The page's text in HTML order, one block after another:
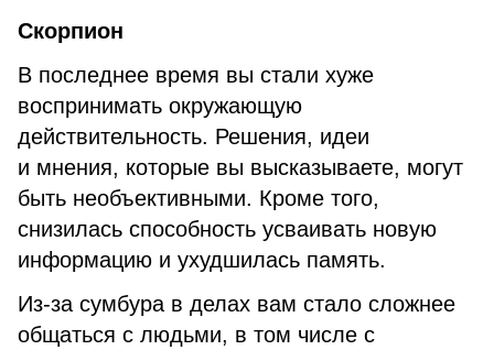
Скорпион
В последнее время вы стали хуже
воспринимать окружающую
действительность. Решения, идеи
и мнения, которые вы высказываете, могут
быть необъективными. Кроме того,
снизилась способность усваивать новую
информацию и ухудшилась память.
Из-за сумбура в делах вам стало сложнее
общаться с людьми, в том числе с